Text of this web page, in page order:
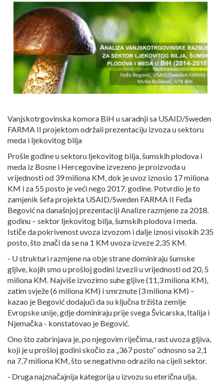
Vanjskotrgovinska komora BiH u saradnji sa USAID/Sweden
FARMA II projektom održali prezentaciju izvoza u sektoru
meda i ljekovitog bilja
Prošle godine u sektoru ljekovitog bilja, šumskih plodova i
meda iz Bosne i Hercegovine izvezeno je proizvoda u
vrijednosti od 39 miliona KM, dok je uvoz iznosio 17 miliona
KM i za 55 posto je veći nego 2017. godine. Potvrdio je to
zamjenik šefa projekta USAID/Sweden FARMA II Feđa
Begović na današnjoj prezentaciji Analize razmjene za 2018.
godinu – sektor ljekovitog bilja, šumskih plodova i meda.
Ističe da pokrivenost uvoza izvozom i dalje iznosi visokih 235
posto, što znači da se na 1 KM uvoza izveze 2,35 KM.
- U strukturi razmjene na obje strane dominiraju šumske
gljive, kojih smo u prošloj godini izvezli u vrijednosti od 20, 5
miliona KM. Najviše izvozimo suhe gljive (11,3 miliona KM),
zatim svježe (6 miliona KM) i smrznute (3 miliona KM) –
kazao je Begović dodajući da su ključna tržišta zemlje
Evropske unije, gdje dominiraju prije svega Švicarska, Italija i
Njemačka - konstatovao je Begović.
Ono što zabrinjava je, po njegovim riječima, rast uvoza gljiva,
koji je u prošloj godini skočio za „367 posto“ odnosno sa 2,1
na 7,7 miliona KM, što se negativno odrazilo na cijeli sektor.
- Druga najznačajnija kategorija u izvozu su eterična ulja,